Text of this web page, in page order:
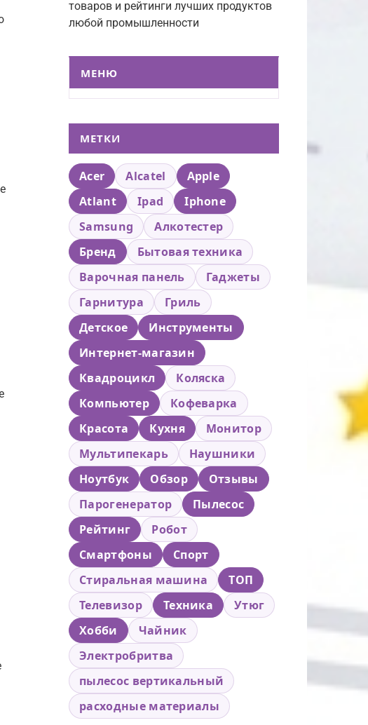
товаров и рейтинги лучших продуктов
любой промышленности
МЕНЮ
МЕТКИ
Acer Alcatel
Apple
Atlant
Ipad
Iphone
Samsung
Алкотестер
Бренд
Бытовая техника
Варочная панель
Гаджеты
Гарнитура
Гриль
Детское
Инструменты
Интернет-магазин
Квадроцикл
Коляска
Компьютер
Кофеварка
Красота
Кухня
Монитор
Мультипекарь
Наушники
Ноутбук
Обзор
Отзывы
Парогенератор
Пылесос
Рейтинг
Робот
Смартфоны
Спорт
Стиральная машина
ТОП
Телевизор
Техника
Утюг
Хобби
Чайник
Электробритва
пылесос вертикальный
расходные материалы